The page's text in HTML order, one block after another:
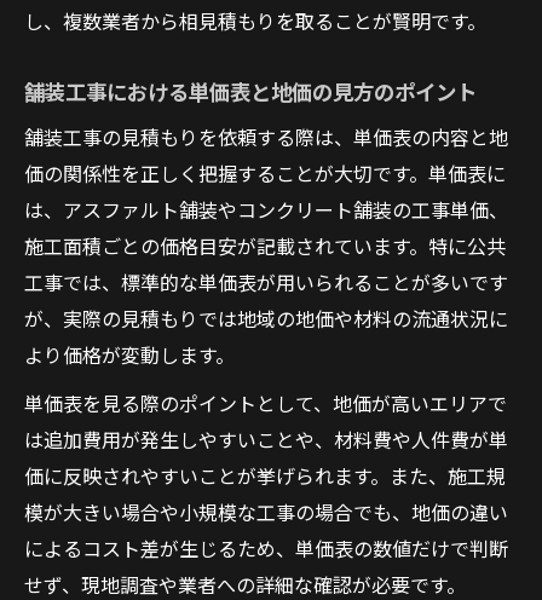
し、複数業者から相見積もりを取ることが賢明です。
舗装工事における単価表と地価の見方のポイント
舗装工事の見積もりを依頼する際は、単価表の内容と地
価の関係性を正しく把握することが大切です。単価表に
は、アスファルト舗装やコンクリート舗装の工事単価、
施工面積ごとの価格目安が記載されています。特に公共
工事では、標準的な単価表が用いられることが多いです
が、実際の見積もりでは地域の地価や材料の流通状況に
より価格が変動します。
単価表を見る際のポイントとして、地価が高いエリアで
は追加費用が発生しやすいことや、材料費や人件費が単
価に反映されやすいことが挙げられます。また、施工規
模が大きい場合や小規模な工事の場合でも、地価の違い
によるコスト差が生じるため、単価表の数値だけで判断
せず、現地調査や業者への詳細な確認が必要です。